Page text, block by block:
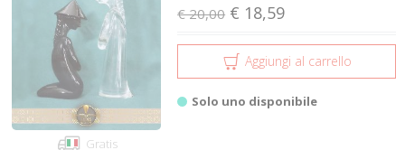
Gratis
€ 20,00 € 18,59
Aggiungi al carrello
Solo uno disponibile